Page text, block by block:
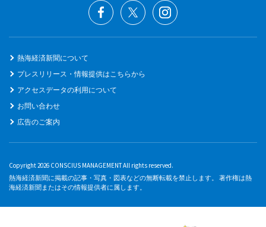
熱海経済新聞について
プレスリリース・情報提供はこちらから
アクセスデータの利用について
お問い合わせ
広告のご案内
Copyright 2026 CONSCIUS MANAGEMENT All rights reserved.
熱海経済新聞に掲載の記事・写真・図表などの無断転載を禁止します。 著作権は熱
海経済新聞またはその情報提供者に属します。